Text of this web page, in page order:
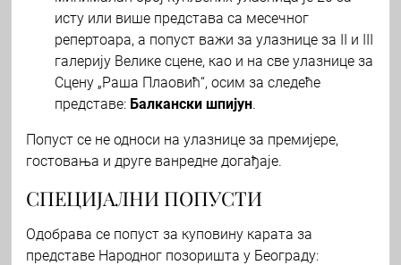
исту или више представа са месечног
репертоара, а попуст важи за улазнице за II и III
галерију Велике сцене, као и на све улазнице за
Сцену „Раша Плаовић“, осим за следеће
представе: Балкански шпијун.
Попуст се не односи на улазнице за премијере,
гостовања и друге ванредне догађаје.
СПЕЦИЈАЛНИ ПОПУСТИ
Одобрава се попуст за куповину карата за
представе Народног позоришта у Београду: